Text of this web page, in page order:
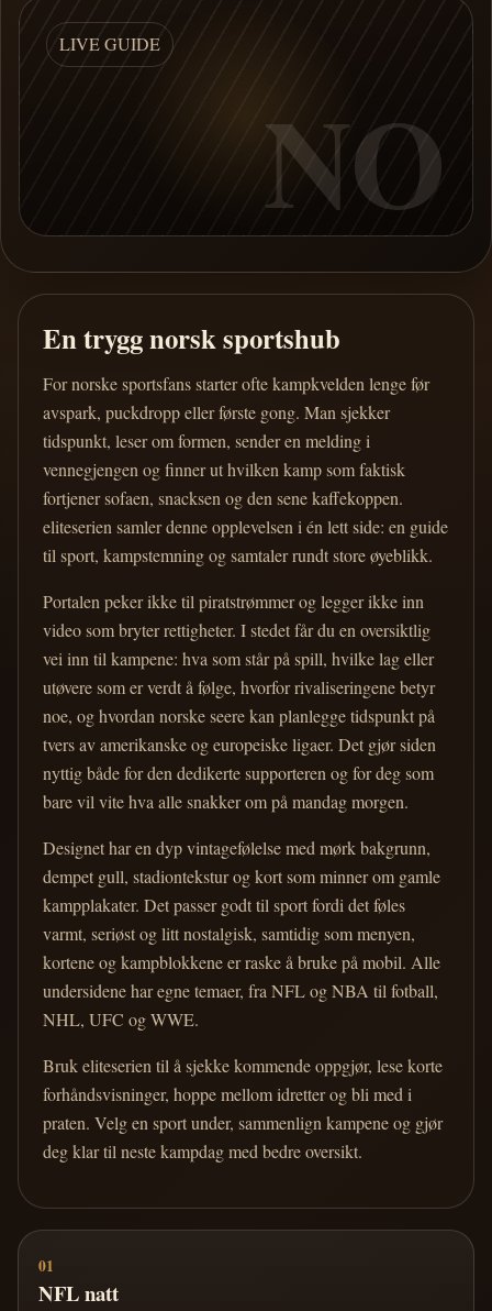
LIVE GUIDE
NO
En trygg norsk sportshub
For norske sportsfans starter ofte kampkvelden lenge før
avspark, puckdropp eller første gong. Man sjekker
tidspunkt, leser om formen, sender en melding i
vennegjengen og finner ut hvilken kamp som faktisk
fortjener sofaen, snacksen og den sene kaffekoppen.
eliteserien samler denne opplevelsen i én lett side: en guide
til sport, kampstemning og samtaler rundt store øyeblikk.
Portalen peker ikke til piratstrømmer og legger ikke inn
video som bryter rettigheter. I stedet får du en oversiktlig
vei inn til kampene: hva som står på spill, hvilke lag eller
utøvere som er verdt å følge, hvorfor rivaliseringene betyr
noe, og hvordan norske seere kan planlegge tidspunkt på
tvers av amerikanske og europeiske ligaer. Det gjør siden
nyttig både for den dedikerte supporteren og for deg som
bare vil vite hva alle snakker om på mandag morgen.
Designet har en dyp vintagefølelse med mørk bakgrunn,
dempet gull, stadiontekstur og kort som minner om gamle
kampplakater. Det passer godt til sport fordi det føles
varmt, seriøst og litt nostalgisk, samtidig som menyen,
kortene og kampblokkene er raske å bruke på mobil. Alle
undersidene har egne temaer, fra NFL og NBA til fotball,
NHL, UFC og WWE.
Bruk eliteserien til å sjekke kommende oppgjør, lese korte
forhåndsvisninger, hoppe mellom idretter og bli med i
praten. Velg en sport under, sammenlign kampene og gjør
deg klar til neste kampdag med bedre oversikt.
01
NFL natt